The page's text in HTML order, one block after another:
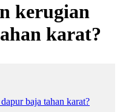
kerugian
karat?
baja tahan karat?